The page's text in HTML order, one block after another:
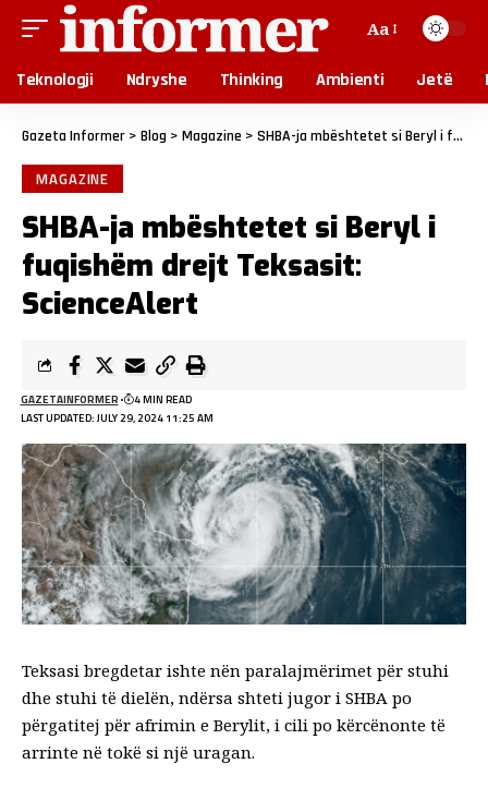
Aa
Teknologji Ndryshe Thinking Ambienti Jetë
Gazeta Informer > Blog > Magazine > SHBA-ja mbështetet si Beryl i fuqishëm drejt Teksasit: ScienceAlert
MAGAZINE
SHBA-ja mbështetet si Beryl i
fuqishëm drejt Teksasit:
ScienceAlert
LAST UPDATED: JULY 29, 2024 11:25 AM
GAZETAINFORMER 4 MIN READ
Teksasi bregdetar ishte nën paralajmërimet për stuhi
dhe stuhi të dielën, ndërsa shteti jugor i SHBA po
përgatitej për afrimin e Berylit, i cili po kërcënonte të
arrinte në tokë si një uragan.